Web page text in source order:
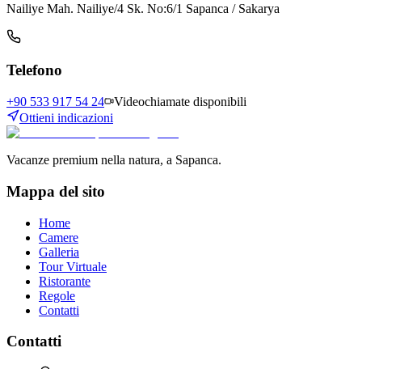
Nailiye Mah. Nailiye/4 Sk. No:6/1 Sapanca / Sakarya
Telefono
+90 533 917 54 24
Videochiamate disponibili
Ottieni indicazioni
Vacanze premium nella natura, a Sapanca.
Mappa del sito
Home
Camere
Galleria
Tour Virtuale
Ristorante
Regole
Contatti
Contatti